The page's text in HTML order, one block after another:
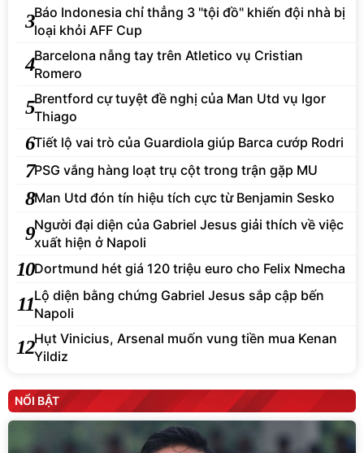
3Báo Indonesia chỉ thẳng 3 "tội đồ" khiến đội nhà bị
loại khỏi AFF Cup
4Barcelona nẫng tay trên Atletico vụ Cristian
Romero
5Brentford cự tuyệt đề nghị của Man Utd vụ Igor
Thiago
6Tiết lộ vai trò của Guardiola giúp Barca cướp Rodri
7PSG vắng hàng loạt trụ cột trong trận gặp MU
8Man Utd đón tín hiệu tích cực từ Benjamin Sesko
9Người đại diện của Gabriel Jesus giải thích về việc
xuất hiện ở Napoli
10Dortmund hét giá 120 triệu euro cho Felix Nmecha
11Lộ diện bằng chứng Gabriel Jesus sắp cập bến
Napoli
12Hụt Vinicius, Arsenal muốn vung tiền mua Kenan
Yildiz
NỔI BẬT